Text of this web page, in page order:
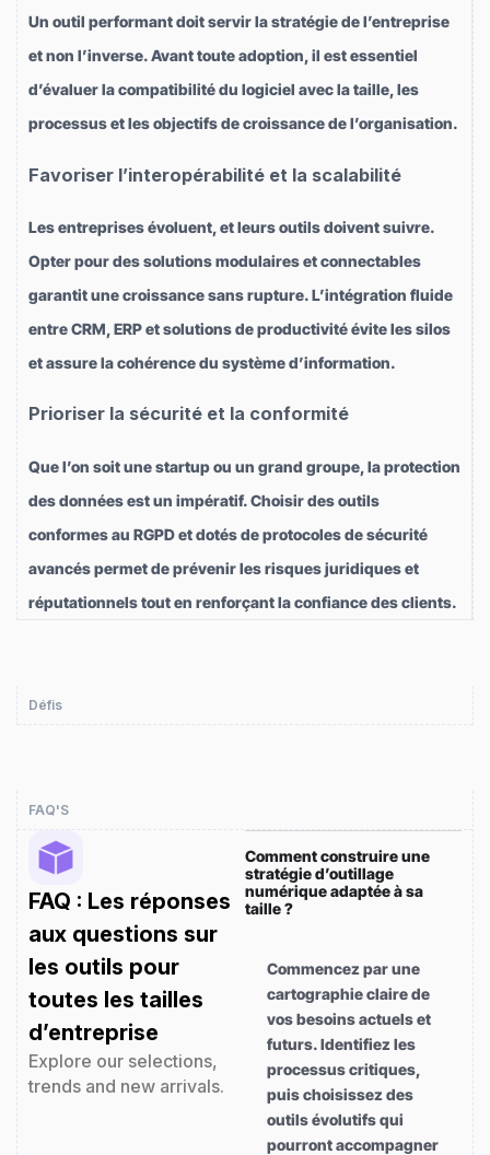
Un outil performant doit servir la stratégie de l’entreprise
et non l’inverse. Avant toute adoption, il est essentiel
d’évaluer la compatibilité du logiciel avec la taille, les
processus et les objectifs de croissance de l’organisation.
Favoriser l’interopérabilité et la scalabilité
Les entreprises évoluent, et leurs outils doivent suivre.
Opter pour des solutions modulaires et connectables
garantit une croissance sans rupture. L’intégration fluide
entre CRM, ERP et solutions de productivité évite les silos
et assure la cohérence du système d’information.
Prioriser la sécurité et la conformité
Que l’on soit une startup ou un grand groupe, la protection
des données est un impératif. Choisir des outils
conformes au RGPD et dotés de protocoles de sécurité
avancés permet de prévenir les risques juridiques et
réputationnels tout en renforçant la confiance des clients.
Défis
FAQ'S
FAQ : Les réponses
aux questions sur
les outils pour
toutes les tailles
d’entreprise
Explore our selections,
trends and new arrivals.
Comment construire une
stratégie d’outillage
numérique adaptée à sa
taille ?
Commencez par une
cartographie claire de
vos besoins actuels et
futurs. Identifiez les
processus critiques,
puis choisissez des
outils évolutifs qui
pourront accompagner